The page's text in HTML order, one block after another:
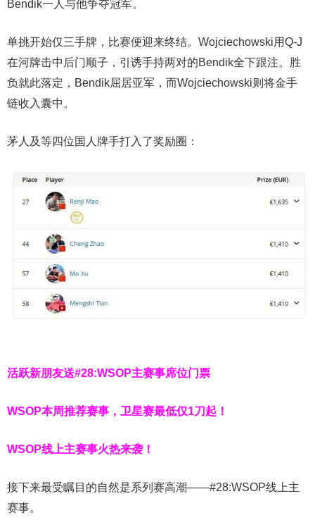
Bendik一人与他争夺冠军。
单挑开始仅三手牌，比赛便迎来终结。Wojciechowski用Q-J
在河牌击中后门顺子，引诱手持两对的Bendik全下跟注。胜
负就此落定，Bendik屈居亚军，而Wojciechowski则将金手
链收入囊中。
茅人及等四位国人牌手打入了奖励圈：
活跃新朋友送#28:WSOP主赛事席位门票
WSOP本周推荐赛事，卫星赛最低仅1刀起！
WSOP线上主赛事火热来袭！
接下来最受瞩目的自然是系列赛高潮——#28:WSOP线上主
赛事。